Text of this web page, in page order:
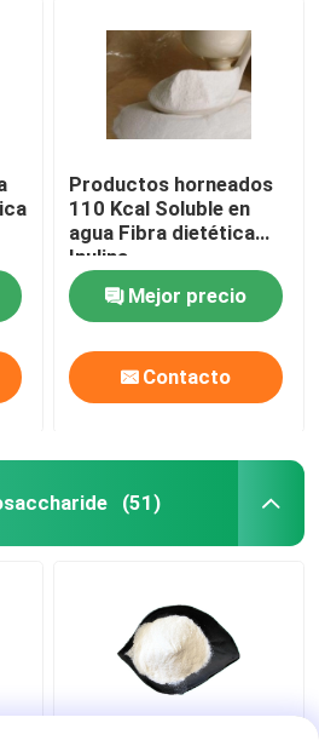
Productos horneados
110 Kcal Soluble en
agua Fibra dietética
Inulina
Mejor precio
Contacto
(51)